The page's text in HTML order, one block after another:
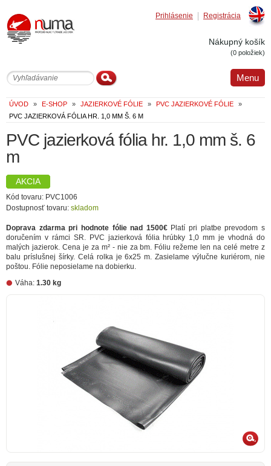
Registrácia
Prihlásenie
Nákupný košík
(0 položiek)
Menu
ÚVOD » E-SHOP » JAZIERKOVÉ FÓLIE » PVC JAZIERKOVÉ FÓLIE
»
PVC JAZIERKOVÁ FÓLIA HR. 1,0 MM Š. 6 M
PVC jazierková fólia hr. 1,0 mm š. 6
m
AKCIA
Kód tovaru: PVC1006
Dostupnosť tovaru: skladom
Doprava zdarma pri hodnote fólie nad 1500€Platí pri platbe prevodom s
doručením v rámci SR. PVC jazierková fólia hrúbky 1,0 mm je vhodná do
malých jazierok. Cena je za m² - nie za bm. Fóliu režeme len na celé metre z
balu príslušnej šírky. Celá rolka je 6x25 m. Zasielame výlučne kuriérom, nie
poštou. Fólie neposielame na dobierku.
Váha: 1.30 kg